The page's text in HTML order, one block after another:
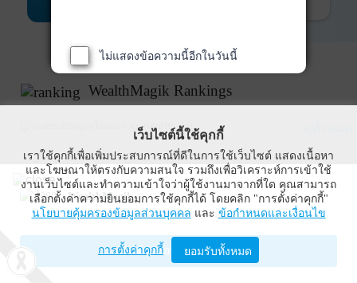
WealthMagik Rankings
Top Returns
WealthMagik
Wealth Management System Limited
เปิดด้วยแอป WealthMagik
ไม่แสดงข้อความนี้อีกในวันนี้
เว็บไซต์นี้ใช้คุกกี้
เราใช้คุกกี้เพื่อเพิ่มประสบการณ์ที่ดีในการใช้เว็บไซต์ แสดงเนื้อหา
และโฆษณาให้ตรงกับความสนใจ รวมถึงเพื่อวิเคราะห์การเข้าใช้
งานเว็บไซต์และทำความเข้าใจว่าผู้ใช้งานมาจากที่ใด คุณสามารถ
เลือกตั้งค่าความยินยอมการใช้คุกกี้ได้ โดยคลิก "การตั้งค่าคุกกี้"
นโยบายคุ้มครองข้อมูลส่วนบุคคล และ ข้อกำหนดและเงื่อนไข
การตั้งค่าคุกกี้ ยอมรับทั้งหมด